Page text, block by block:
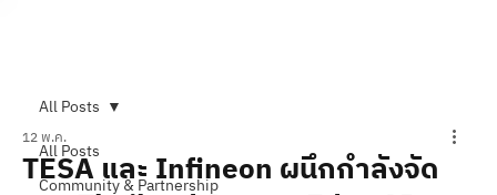
All Posts
Community & Partnership
All Posts
TESA และ Infineon ผนึกกำลังจัด
12 พ.ค.